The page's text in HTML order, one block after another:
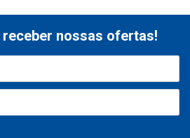
nossas ofertas!